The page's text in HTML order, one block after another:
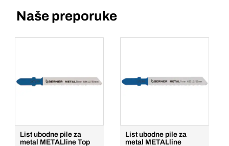
Naše preporuke
List ubodne pile za
metal METALline Top
List ubodne pile za
metal METALline